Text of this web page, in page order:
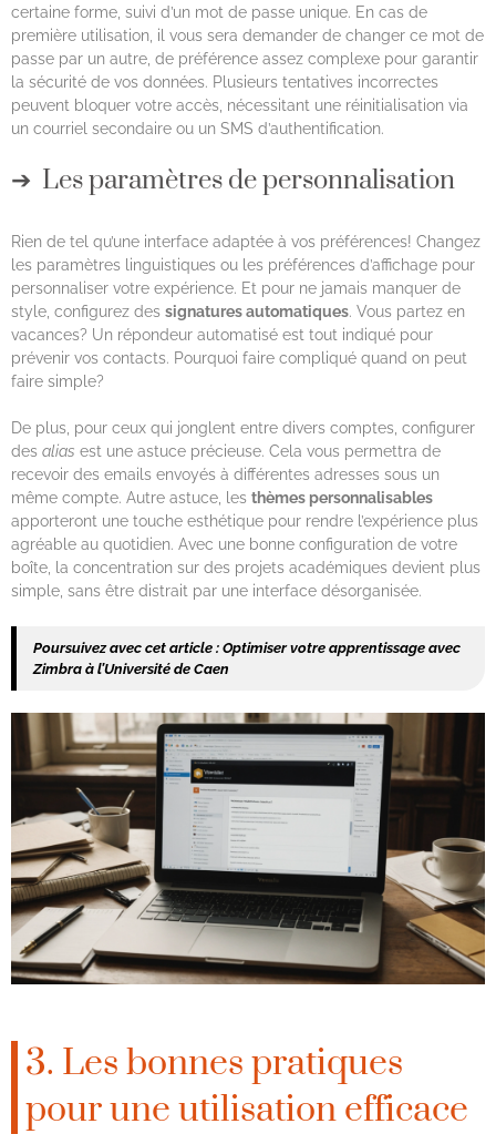
certaine forme, suivi d’un mot de passe unique. En cas de
première utilisation, il vous sera demander de changer ce mot de
passe par un autre, de préférence assez complexe pour garantir
la sécurité de vos données. Plusieurs tentatives incorrectes
peuvent bloquer votre accès, nécessitant une réinitialisation via
un courriel secondaire ou un SMS d’authentification.
Les paramètres de personnalisation
Rien de tel qu’une interface adaptée à vos préférences! Changez
les paramètres linguistiques ou les préférences d’affichage pour
personnaliser votre expérience. Et pour ne jamais manquer de
style, configurez des signatures automatiques. Vous partez en
vacances? Un répondeur automatisé est tout indiqué pour
prévenir vos contacts. Pourquoi faire compliqué quand on peut
faire simple?
De plus, pour ceux qui jonglent entre divers comptes, configurer
des alias est une astuce précieuse. Cela vous permettra de
recevoir des emails envoyés à différentes adresses sous un
même compte. Autre astuce, les thèmes personnalisables
apporteront une touche esthétique pour rendre l’expérience plus
agréable au quotidien. Avec une bonne configuration de votre
boîte, la concentration sur des projets académiques devient plus
simple, sans être distrait par une interface désorganisée.
Poursuivez avec cet article : Optimiser votre apprentissage avec
Zimbra à l’Université de Caen
3. Les bonnes pratiques
pour une utilisation efficace